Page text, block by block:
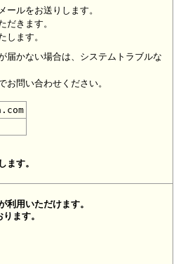
ールをお送りします。
だきます。
します。
届かない場合は、システムトラブルな
お問い合わせください。
ます。
利用いただけます。
ます。